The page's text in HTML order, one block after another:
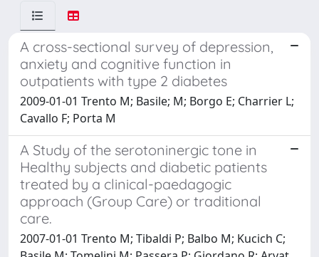
A cross-sectional survey of depression,
anxiety and cognitive function in
outpatients with type 2 diabetes
2009-01-01 Trento M; Basile; M; Borgo E; Charrier L;
Cavallo F; Porta M
A Study of the serotoninergic tone in
Healthy subjects and diabetic patients
treated by a clinical-paedagogic
approach (Group Care) or traditional
care.
2007-01-01 Trento M; Tibaldi P; Balbo M; Kucich C;